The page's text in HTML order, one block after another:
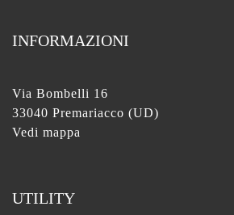
INFORMAZIONI
Via Bombelli 16
33040 Premariacco (UD)
Vedi mappa
UTILITY